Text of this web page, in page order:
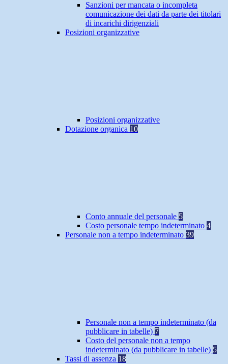
Sanzioni per mancata o incompleta
comunicazione dei dati da parte dei titolari
di incarichi dirigenziali
Posizioni organizzative
Posizioni organizzative
Dotazione organica 10
Conto annuale del personale 5
Costo personale tempo indeterminato 4
Personale non a tempo indeterminato 39
Personale non a tempo indeterminato (da
pubblicare in tabelle) 7
Costo del personale non a tempo
indeterminato (da pubblicare in tabelle) 5
Tassi di assenza 18